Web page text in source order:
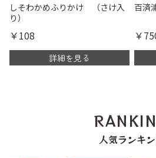
しそわかめふりかけ （さけ入
り）
￥108
詳細を見る
百済
￥
人気ランキ